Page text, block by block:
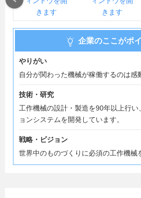
企業のここがポ
やりがい
自分が関わった機械が稼働するのは感
技術・研究
工作機械の設計・製造を90年以上行い
ョンシステムを開発しています。
戦略・ビジョン
世界中のものづくりに必須の工作機械